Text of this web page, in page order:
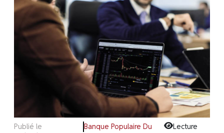
Publié le
Banque Populaire Du
Lecture